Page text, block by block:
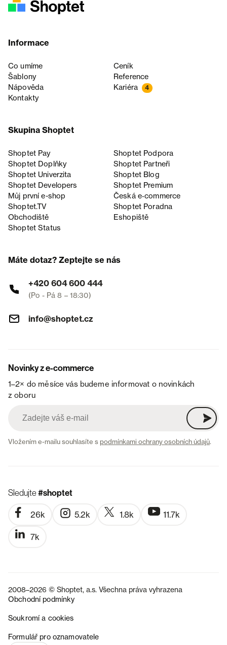
Informace
Co umíme
Ceník
Šablony
Reference
Nápověda
Kariéra 4
Kontakty
Skupina Shoptet
Shoptet Pay
Shoptet Podpora
Shoptet Doplňky
Shoptet Partneři
Shoptet Univerzita
Shoptet Blog
Shoptet Developers
Shoptet Premium
Můj první e-shop
Česká e‑commerce
Shoptet.TV
Shoptet Poradna
Obchodiště
Eshopiště
Shoptet Status
Máte dotaz? Zeptejte se nás
+420 604 600 444
(Po - Pá 8 – 18:30)
info@shoptet.cz
Novinky z e-commerce
1–2× do měsíce vás budeme informovat o novinkách
z oboru
Vložením e-mailu souhlasíte spodmínkami ochrany osobních údajů.
Sledujte#shoptet
26k 5.2k 1.8k 11.7k
7k
2008–2026 © Shoptet, a.s. Všechna práva vyhrazena
Obchodní podmínky
Soukromí a cookies
Formulář pro oznamovatele